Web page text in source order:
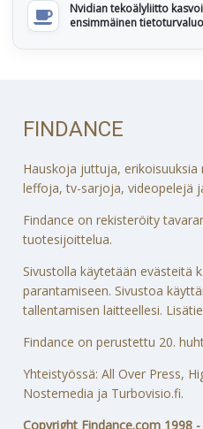
Nvidian tekoälyliitto
ensimmäinen
FINDANCE
Hauskoja juttuja,
leffoja, tv-sarjoja, videopelejä
Findance on rekisteröity
tuotesijoittelua.
Sivustolla käytetään evästeitä
parantamiseen. Sivustoa
tallentamisen laitteellesi.
Findance on perustettu 20.
Yhteistyössä: All Over Press,
Nostemedia ja Turbovisio.fi.
Copyright Findance.com 1998